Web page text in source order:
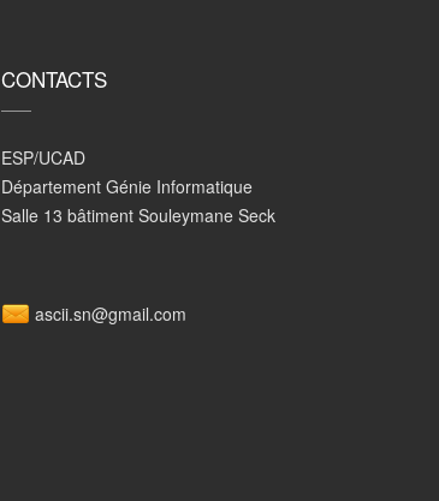
CONTACTS
ESP/UCAD
Département Génie Informatique
Salle 13 bâtiment Souleymane Seck
ascii.sn@gmail.com